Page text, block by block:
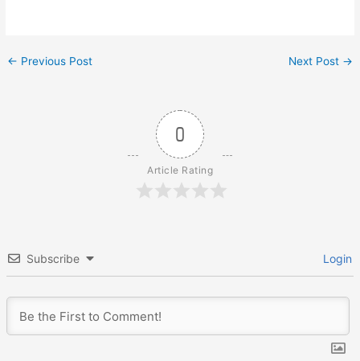
← Previous Post Next Post →
0
Article Rating
Subscribe Login